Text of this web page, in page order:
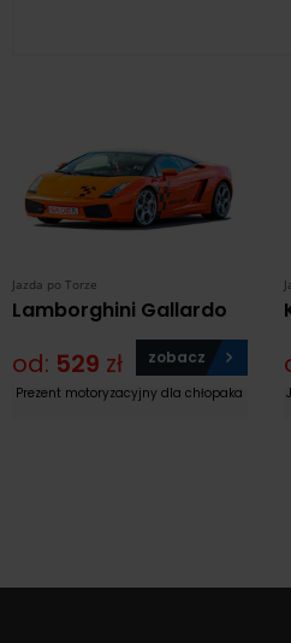
Jazda po Torze
Lamborghini Gallardo
od: 529 zł zobacz
Prezent motoryzacyjny dla chłopaka